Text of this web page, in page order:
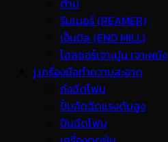
ต๊าป
รีมเมอร์ (REAMER)
เอ็นมิล (END MILL)
โฮลซอร์เจาะปูน เจาะผนัง
j.เครื่องมือทำความสะอาด
ถังฉีดโฟม
ปั้มอัดฉีดแรงดันสูง
ปืนฉีดโฟม